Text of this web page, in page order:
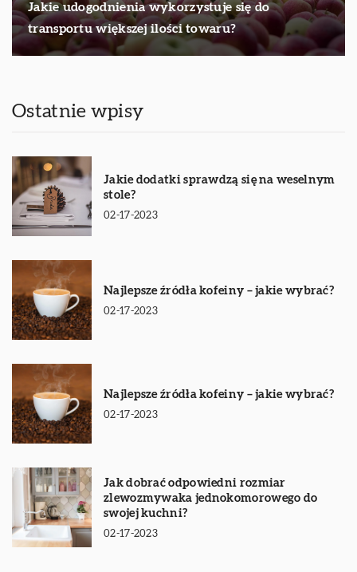
Jakie udogodnienia wykorzystuje się do
transportu większej ilości towaru?
Ostatnie wpisy
Jakie dodatki sprawdzą się na weselnym
stole?
02-17-2023
Najlepsze źródła kofeiny – jakie wybrać?
02-17-2023
Najlepsze źródła kofeiny – jakie wybrać?
02-17-2023
Jak dobrać odpowiedni rozmiar
zlewozmywaka jednokomorowego do
swojej kuchni?
02-17-2023